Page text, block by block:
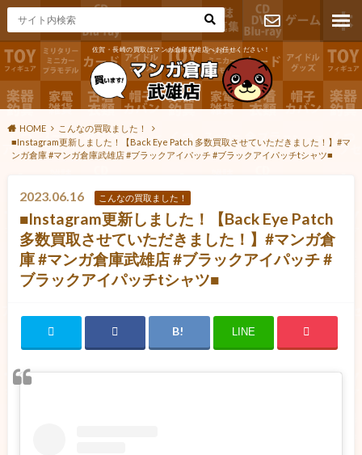
佐賀・長崎の買取はマンガ倉庫武雄店へお任せください！
お問い合わ
せ
HOME
こんなの買取ました！
■Instagram更新しました！【Back Eye Patch 多数買取させていただきました！】#マ
ンガ倉庫 #マンガ倉庫武雄店 #ブラックアイパッチ #ブラックアイパッチtシャツ■
2023.06.16 こんなの買取ました！
■Instagram更新しました！【Back Eye Patch
多数買取させていただきました！】#マンガ倉
庫 #マンガ倉庫武雄店 #ブラックアイパッチ #
ブラックアイパッチtシャツ■
LINE